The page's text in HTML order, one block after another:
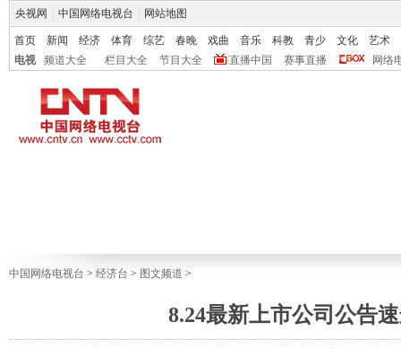
央视网 中国网络电视台 网站地图
首页 新闻 经济 体育 综艺 春晚 戏曲 音乐 科教 青少 文化
艺术
电视
频道大全 栏目大全 节目大全 直播中国 赛事直播 网络
中国网络电视台 > 经济台 > 图文频道 >
8.24最新上市公司公告